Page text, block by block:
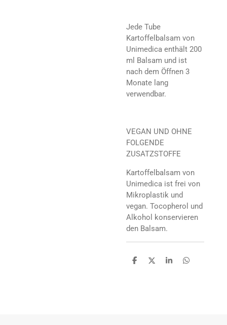
Jede Tube
Kartoffelbalsam von
Unimedica enthält 200
ml Balsam und ist
nach dem Öffnen 3
Monate lang
verwendbar.
VEGAN UND OHNE
FOLGENDE
ZUSATZSTOFFE
Kartoffelbalsam von
Unimedica ist frei von
Mikroplastik und
vegan. Tocopherol und
Alkohol konservieren
den Balsam.
T
T
T
T